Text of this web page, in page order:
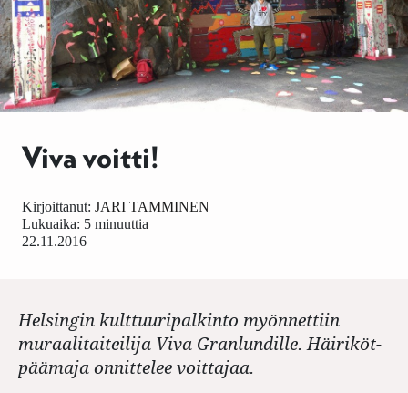
Viva voitti!
22.11.2016
Kirjoittanut: JARI TAMMINEN
Lukuaika: 5 minuuttia
Helsingin kulttuuripalkinto myönnettiin
muraalitaiteilija Viva Granlundille. Häiriköt-
päämaja onnittelee voittajaa.